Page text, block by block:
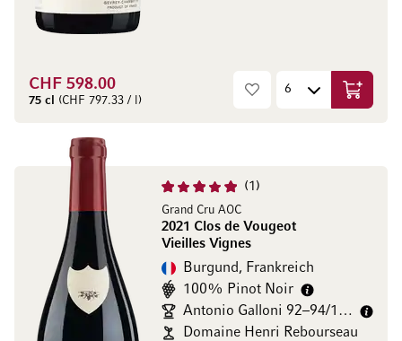
CHF 598.00
75 cl (CHF 797.33 / l) In den
1
Grand Cru AOC
2021 Clos de Vougeot
Vieilles Vignes
Burgund, Frankreich
100% Pinot Noir
Antonio Galloni 92–94/100
Domaine Henri Rebourseau